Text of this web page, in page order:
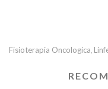
Fisioterapia Oncologica